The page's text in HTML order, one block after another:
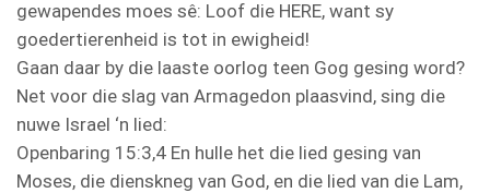
gewapendes moes sê: Loof die HERE, want sy
goedertierenheid is tot in ewigheid!
Gaan daar by die laaste oorlog teen Gog gesing word?
Net voor die slag van Armagedon plaasvind, sing die
nuwe Israel ‘n lied:
Openbaring 15:3,4 En hulle het die lied gesing van
Moses, die dienskneg van God, en die lied van die Lam,